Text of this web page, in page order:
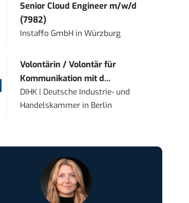
Senior Cloud Engineer m/w/d
(7982)
Instaffo GmbH inWürzburg
Volontärin / Volontär für
Kommunikation mit d...
DIHK | Deutsche Industrie- und
Handelskammer in Berlin